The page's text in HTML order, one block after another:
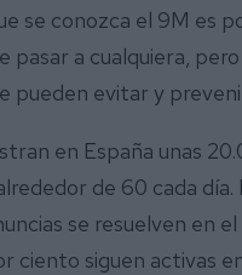
se conozca el 9M es
pasar a cualquiera,
pueden evitar y
en España unas
de 60 cada
se resuelven en
ciento siguen activas